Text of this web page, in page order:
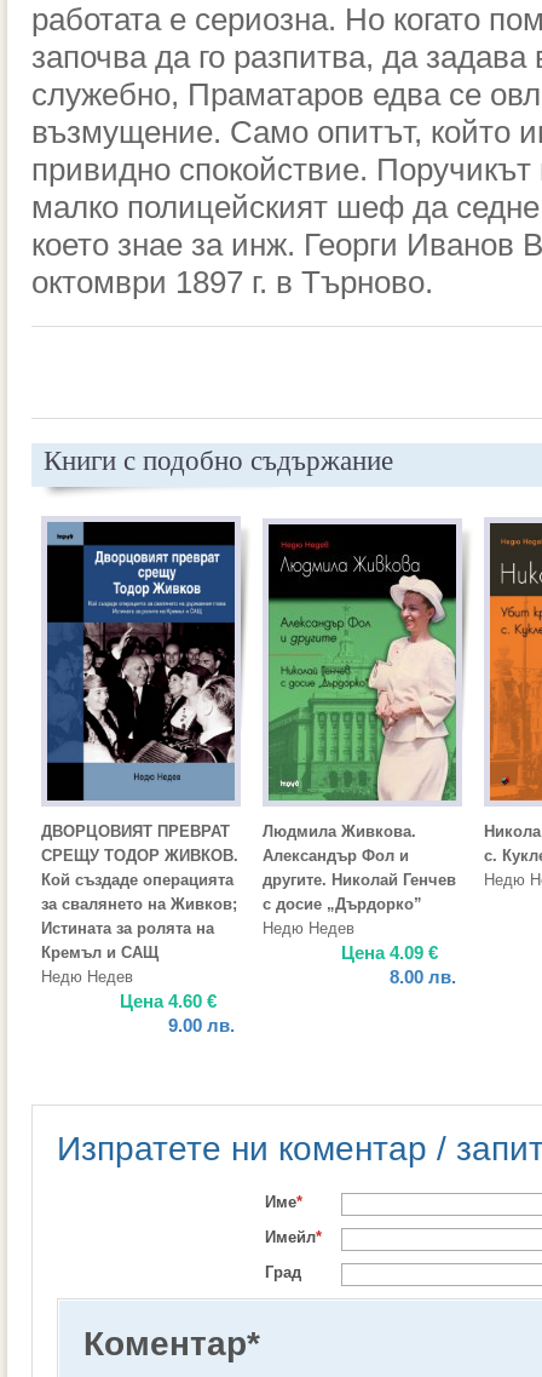
работата е сериозна. Но когато
започва да го разпитва, да
служебно, Праматаров едва се
възмущение. Само опитът, който
привидно спокойствие.
малко полицейският шеф да
което знае за инж. Георги Иванов
октомври 1897 г. в Търново.
Книги с подобно съдържание
ДВОРЦОВИЯТ ПРЕВРАТ
СРЕЩУ ТОДОР ЖИВКОВ.
Кой създаде операцията
за свалянето на Живков;
Истината за ролята на
Кремъл и САЩ
Недю Недев
Цена4.60 €
9.00 лв.
Людмила Живкова.
Александър Фол и
другите. Николай Генчев
с досие „Дърдорко”
Недю Недев
Цена4.09 €
8.00 лв.
с.
Недю
Изпратете ни коментар /
Име*
Имейл*
Град
Коментар*